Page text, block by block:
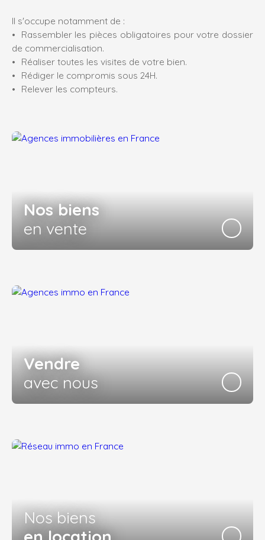
Il s'occupe notamment de :
Rassembler les pièces obligatoires pour votre dossier
de commercialisation.
Réaliser toutes les visites de votre bien.
Rédiger le compromis sous 24H.
Relever les compteurs.
Nos biens
en vente
Vendre
avec nous
Nos biens